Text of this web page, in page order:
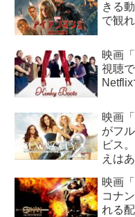
きる
で観
映画
視聴
映画
がフ
ビス
えは
映画
コナ
れる